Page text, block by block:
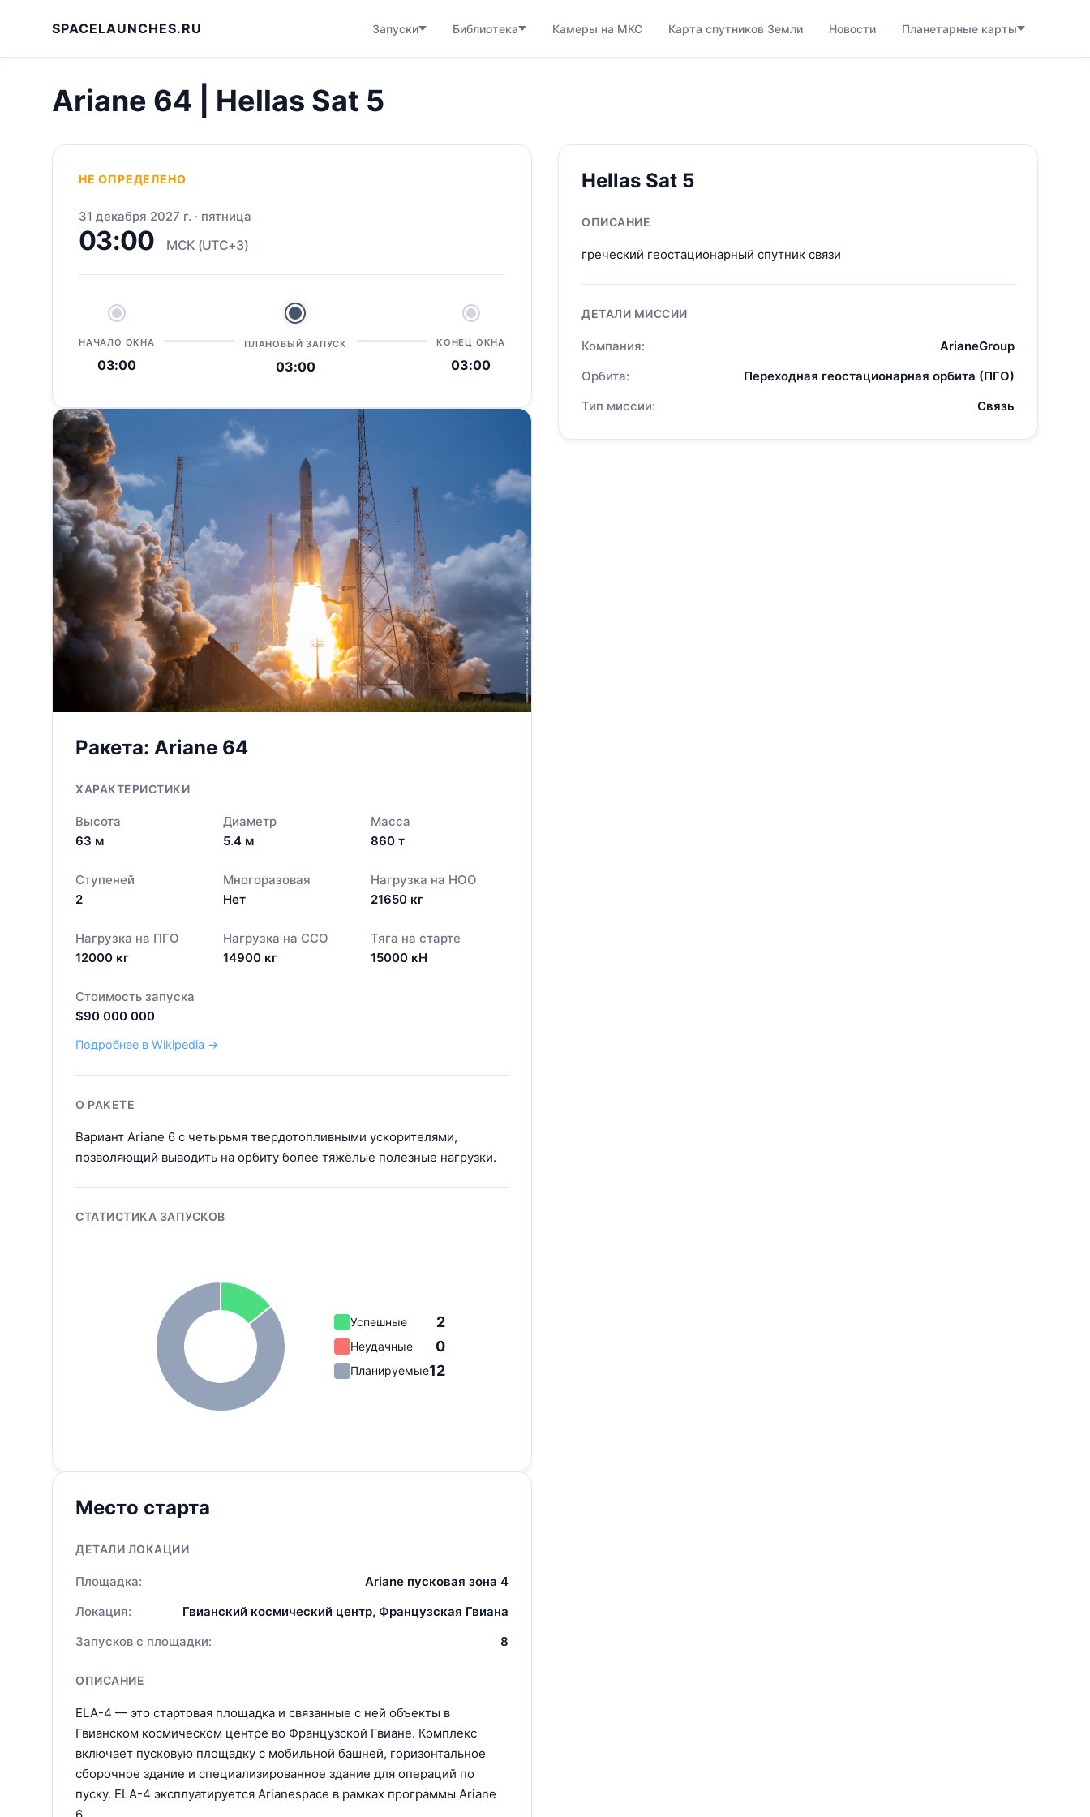
SPACELAUNCHES.RU Запуски Библиотека Камеры на МКС Карта спутников Земли Новости Планетарные карты
Ariane 64 | Hellas Sat 5
НЕ ОПРЕДЕЛЕНО
31 декабря 2027 г. · пятница
03:00 МСК (UTC+3)
НАЧАЛО ОКНА
03:00
ПЛАНОВЫЙ ЗАПУСК
03:00
КОНЕЦ ОКНА
03:00
Ракета: Ariane 64
ХАРАКТЕРИСТИКИ
Высота
63 м
Диаметр
5.4 м
Масса
860 т
Ступеней
2
Многоразовая
Нет
Нагрузка на НОО
21650 кг
Нагрузка на ПГО
12000 кг
Нагрузка на ССО
14900 кг
Тяга на старте
15000 кН
Стоимость запуска
$90 000 000
Подробнее в Wikipedia →
О РАКЕТЕ
Вариант Ariane 6 с четырьмя твердотопливными ускорителями,
позволяющий выводить на орбиту более тяжёлые полезные нагрузки.
СТАТИСТИКА ЗАПУСКОВ
Успешные 2
Неудачные 0
Планируемые12
Место старта
ДЕТАЛИ ЛОКАЦИИ
Площадка:
Ariane пусковая зона 4
Локация:
Гвианский космический центр, Французская Гвиана
Запусков с площадки:
8
ОПИСАНИЕ
ELA-4 — это стартовая площадка и связанные с ней объекты в
Гвианском космическом центре во Французской Гвиане. Комплекс
включает пусковую площадку с мобильной башней, горизонтальное
сборочное здание и специализированное здание для операций по
пуску. ELA-4 эксплуатируется Arianespace в рамках программы Ariane
Hellas Sat 5
ОПИСАНИЕ
греческий геостационарный спутник связи
ДЕТАЛИ МИССИИ
Компания:
ArianeGroup
Орбита:
Переходная геостационарная орбита (ПГО)
Тип миссии:
Связь